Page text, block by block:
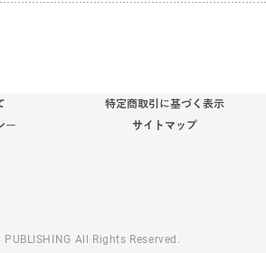
特定商取引に基づく表示
ー
サイトマップ
PUBLISHING All Rights Reserved.